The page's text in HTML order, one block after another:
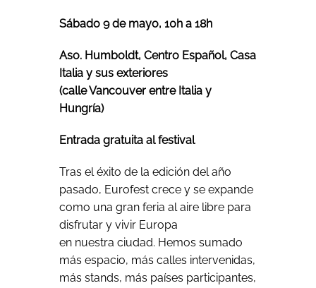
Sábado 9 de mayo, 10h a 18h
Aso. Humboldt, Centro Español, Casa
Italia y sus exteriores
(calle Vancouver entre Italia y
Hungría)
Entrada gratuita al festival
Tras el éxito de la edición del año
pasado, Eurofest crece y se expande
como una gran feria al aire libre para
disfrutar y vivir Europa
en nuestra ciudad. Hemos sumado
más espacio, más calles intervenidas,
más stands, más países participantes,